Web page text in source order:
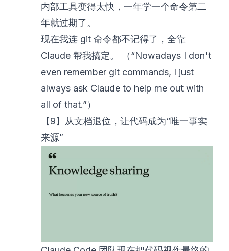
内部工具变得太快，一年学一个命令第二
年就过期了。
现在我连 git 命令都不记得了，全靠
Claude 帮我搞定。 （“Nowadays I don't
even remember git commands, I just
always ask Claude to help me out with
all of that.”）
【9】从文档退位，让代码成为“唯一事实
来源”